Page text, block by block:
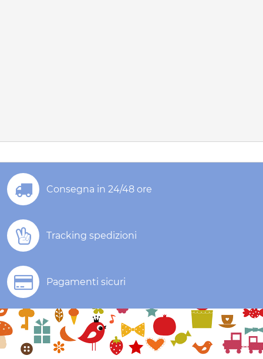
Consegna in 24/48 ore
Tracking spedizioni
Pagamenti sicuri